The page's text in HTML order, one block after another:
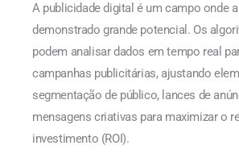
A publicidade digital é um campo onde
demonstrado grande potencial. Os
podem analisar dados em tempo real
campanhas publicitárias, ajustando
segmentação de público, lances de
mensagens criativas para maximizar o
investimento (ROI).